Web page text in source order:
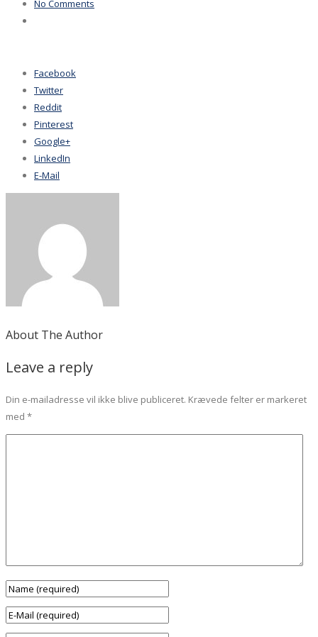
No Comments
Facebook
Twitter
Reddit
Pinterest
Google+
LinkedIn
E-Mail
About The Author
Leave a reply
Din e-mailadresse vil ikke blive publiceret. Krævede felter er markeret
med *